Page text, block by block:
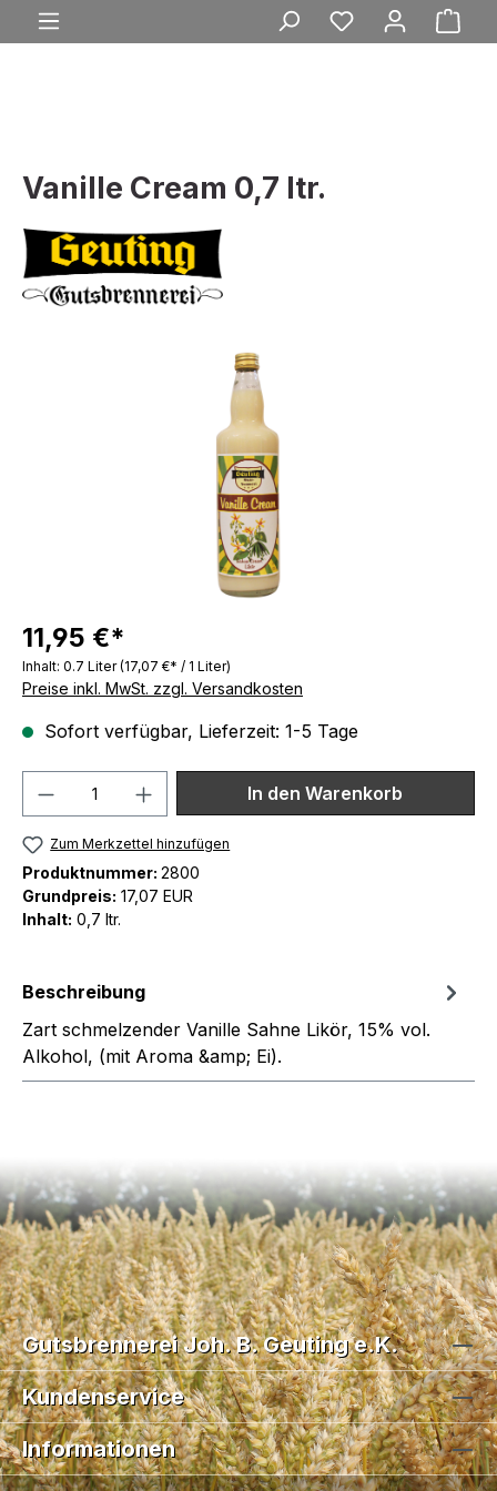
springen
Vanille Cream 0,7 ltr.
11,95 €*
Inhalt: 0.7 Liter(17,07 €* / 1 Liter)
Preise inkl. MwSt. zzgl. Versandkosten
Sofort verfügbar, Lieferzeit: 1-5 Tage
Produkt Anzahl: Gib denIn den Warenkorb
Zum Merkzettel hinzufügen
Produktnummer: 2800
Grundpreis: 17,07 EUR
Inhalt: 0,7 ltr.
Beschreibung
Zart schmelzender Vanille Sahne Likör, 15% vol.
Alkohol, (mit Aroma &amp; Ei).
Gutsbrennerei Joh. B. Geuting e.K.
Kundenservice
Informationen